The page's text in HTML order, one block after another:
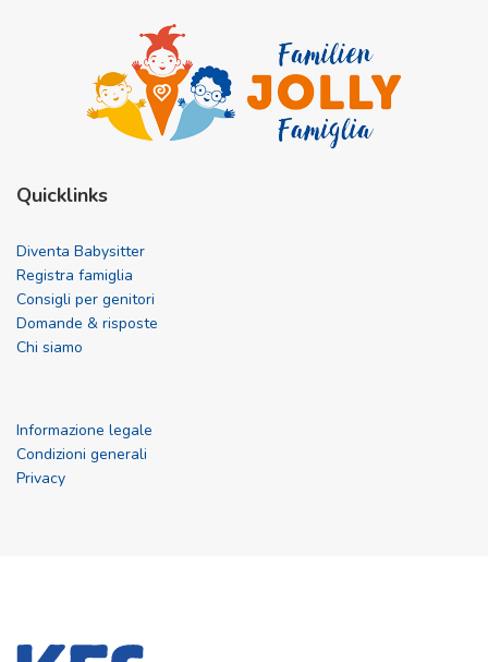
Quicklinks
Diventa Babysitter
Registra famiglia
Consigli per genitori
Domande & risposte
Chi siamo
Informazione legale
Condizioni generali
Privacy